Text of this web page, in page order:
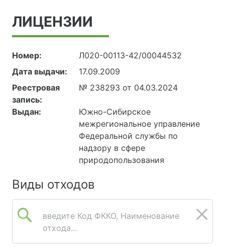
ЛИЦЕНЗИИ
Номер:
Л020-00113-42/00044532
Дата выдачи:
17.09.2009
Реестровая
запись:
№ 238293 от 04.03.2024
Выдан:
Южно-Сибирское
межрегиональное управление
Федеральной службы по
надзору в сфере
природопользования
Виды отходов
введите Код ФККО, Наименование
отхода...